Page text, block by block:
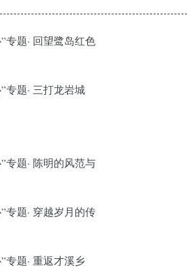
专题· 回望鹭岛红色
专题· 三打龙岩城
专题· 陈明的风范与
专题· 穿越岁月的传
专题· 重返才溪乡